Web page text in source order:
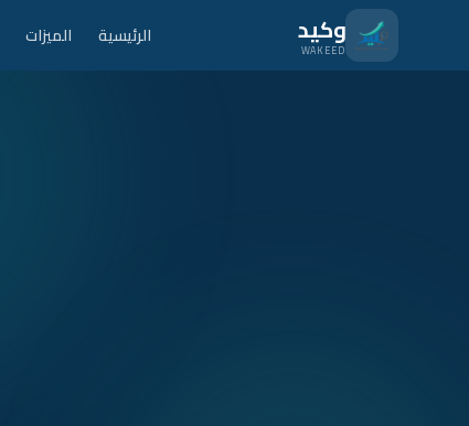
انتقل للمحتوى الرئيسيوكيد
WAKEED الرئيسية الميزات